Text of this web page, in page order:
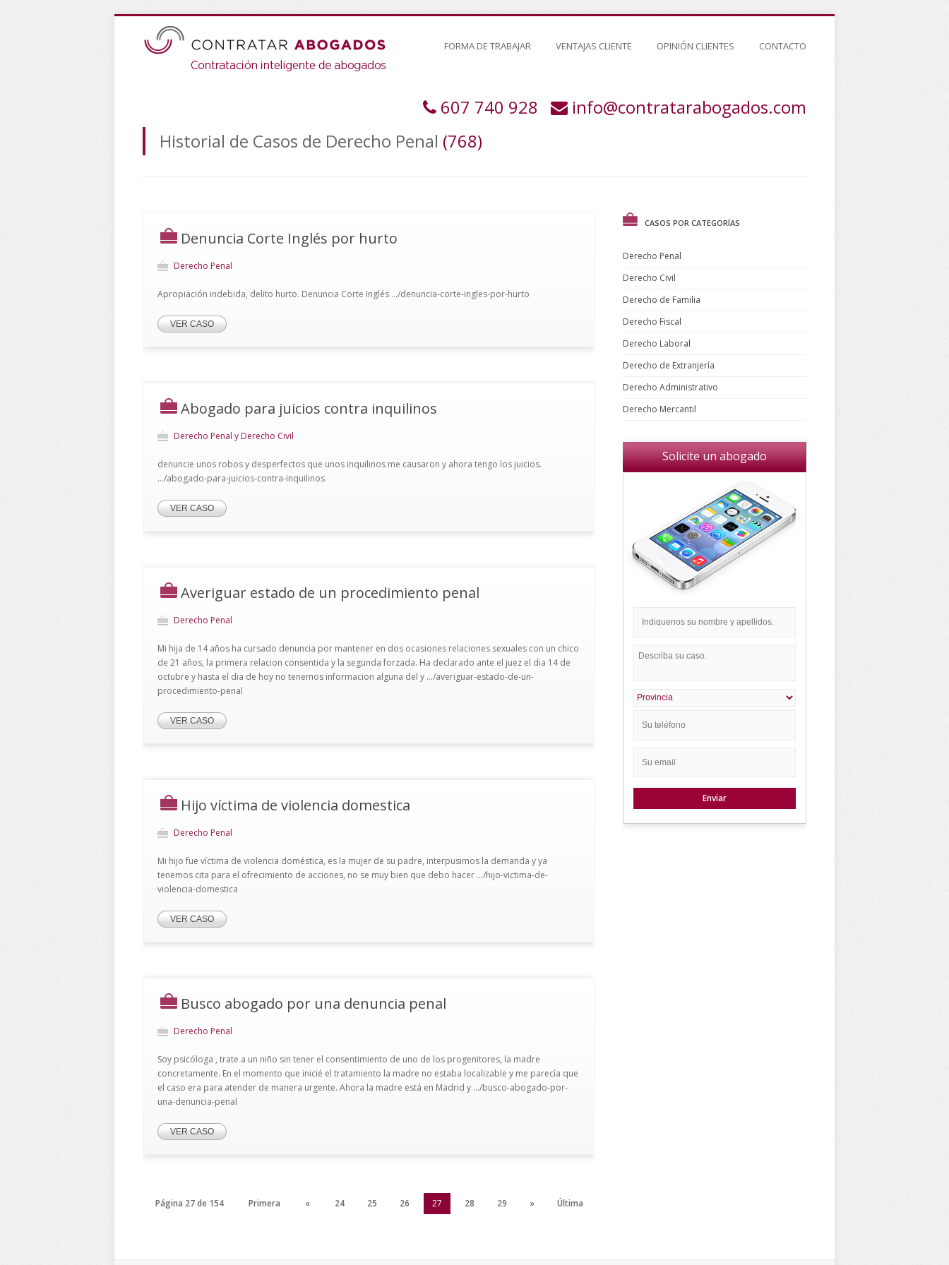
FORMA DE TRABAJAR VENTAJAS CLIENTE OPINIÓN CLIENTES CONTACTO
607 740 928
info@contratarabogados.com
Historial de Casos de Derecho Penal (768)
Denuncia Corte Inglés por hurto
Derecho Penal
Apropiación indebida, delito hurto. Denuncia Corte Inglés .../denuncia-corte-ingles-por-hurto
VER CASO
Abogado para juicios contra inquilinos
Derecho Penal y Derecho Civil
denuncie unos robos y desperfectos que unos inquilinos me causaron y ahora tengo los juicios.
.../abogado-para-juicios-contra-inquilinos
VER CASO
Averiguar estado de un procedimiento penal
Derecho Penal
Mi hija de 14 años ha cursado denuncia por mantener en dos ocasiones relaciones sexuales con un chico
de 21 años, la primera relacion consentida y la segunda forzada. Ha declarado ante el juez el dia 14 de
octubre y hasta el dia de hoy no tenemos informacion alguna del y .../averiguar-estado-de-un-
procedimiento-penal
VER CASO
Hijo víctima de violencia domestica
Derecho Penal
Mi hijo fue víctima de violencia doméstica, es la mujer de su padre, interpusimos la demanda y ya
tenemos cita para el ofrecimiento de acciones, no se muy bien que debo hacer .../hijo-victima-de-
violencia-domestica
VER CASO
Busco abogado por una denuncia penal
Derecho Penal
Soy psicóloga , trate a un niño sin tener el consentimiento de uno de los progenitores, la madre
concretamente. En el momento que inicié el tratamiento la madre no estaba localizable y me parecía que
el caso era para atender de manera urgente. Ahora la madre está en Madrid y .../busco-abogado-por-
una-denuncia-penal
VER CASO
Página 27 de 154 Primera « 24 25 26 27 28 29 » Última
CASOS POR CATEGORÍAS
Derecho Penal
Derecho Civil
Derecho de Familia
Derecho Fiscal
Derecho Laboral
Derecho de Extranjería
Derecho Administrativo
Derecho Mercantil
Solicite un abogado